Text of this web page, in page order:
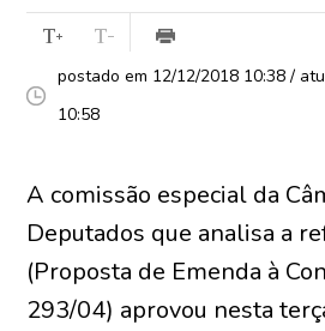
postado em 12/12/2018 10:38 /
10:58
A comissão especial da
Deputados que analisa a
(Proposta de Emenda à
293/04) aprovou nesta